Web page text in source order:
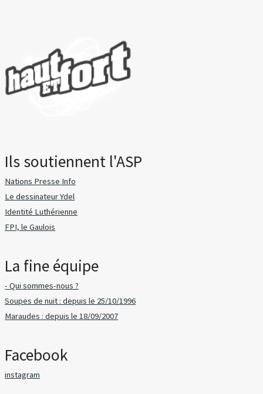
Ils soutiennent l'ASP
Nations Presse Info
Le dessinateur Ydel
Identité Luthérienne
FPI, le Gaulois
La fine équipe
- Qui sommes-nous ?
Soupes de nuit : depuis le 25/10/1996
Maraudes : depuis le 18/09/2007
Facebook
instagram